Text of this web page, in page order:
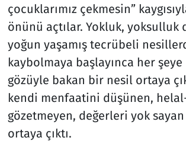
çocuklarımız çekmesin”
önünü açtılar. Yokluk, yoksulluk
yoğun yaşamış tecrübeli
kaybolmaya başlayınca her
gözüyle bakan bir nesil ortaya
kendi menfaatini düşünen,
gözetmeyen, değerleri yok
ortaya çıktı.